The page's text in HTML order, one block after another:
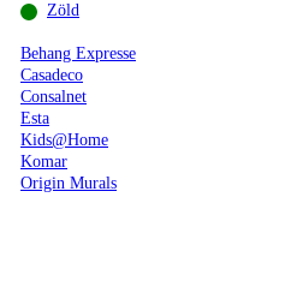
Zöld
Behang Expresse
Casadeco
Consalnet
Esta
Kids@Home
Komar
Origin Murals